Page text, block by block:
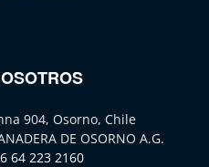
904, Osorno, Chile
DE OSORNO A.G.
64 223 2160